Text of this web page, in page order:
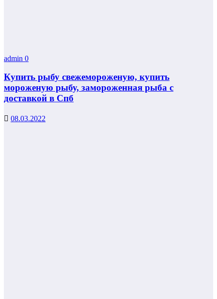
admin 0
Купить рыбу свежемороженую, купить
мороженую рыбу, замороженная рыба с
доставкой в Спб
08.03.2022